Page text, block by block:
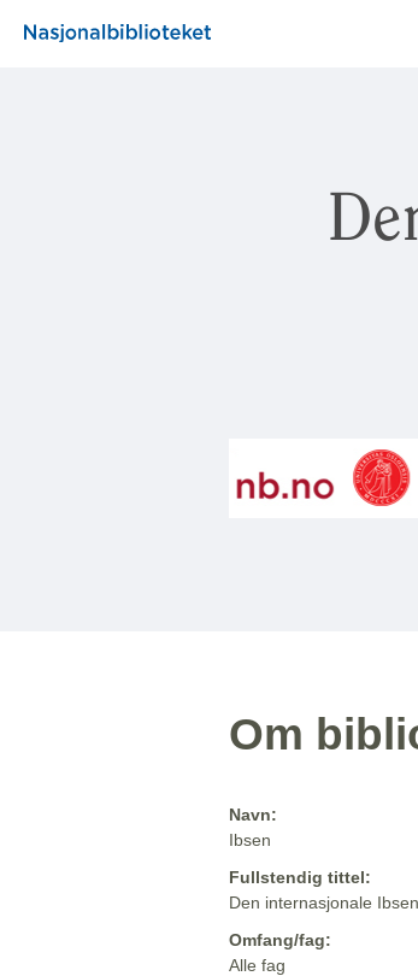
Om
Navn:
Ibsen
Fullstendig tittel:
Den internasjonale
Omfang/fag:
Alle fag